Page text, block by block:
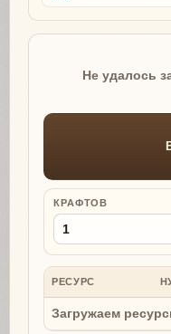
Не удалось
КРАФТОВ
РЕСУРС
Загружаем